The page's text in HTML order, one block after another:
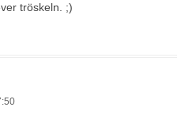
tröskeln. ;)